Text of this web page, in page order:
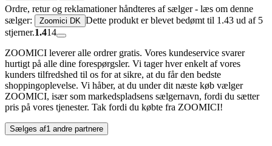
Ordre, retur og reklamationer håndteres af sælger - læs om denne
sælger:
Zoomici DK Dette produkt er blevet bedømt til 1.43 ud af 5
stjerner.1.414
ZOOMICI leverer alle ordrer gratis. Vores kundeservice svarer
hurtigt på alle dine forespørgsler. Vi tager hver enkelt af vores
kunders tilfredshed til os for at sikre, at du får den bedste
shoppingoplevelse. Vi håber, at du under dit næste køb vælger
ZOOMICI, især som markedspladsens sælgernavn, fordi du sætter
pris på vores tjenester. Tak fordi du købte fra ZOOMICI!
Sælges af1 andre partnere